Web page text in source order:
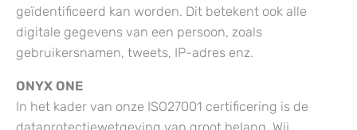
geïdentificeerd kan worden. Dit betekent ook alle
digitale gegevens van een persoon, zoals
gebruikersnamen, tweets, IP-adres enz.
ONYX ONE
In het kader van onze ISO27001 certificering is de